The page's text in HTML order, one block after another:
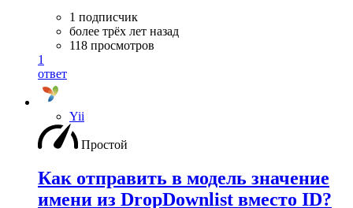
1 подписчик
более трёх лет назад
118 просмотров
1
ответ
Yii
Простой
Как отправить в модель значение
имени из DropDownlist вместо ID?